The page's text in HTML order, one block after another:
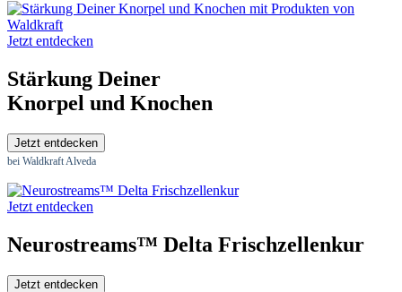
Jetzt entdecken
Stärkung Deiner
Knorpel und Knochen
Jetzt entdecken
bei Waldkraft Alveda
Jetzt entdecken
Neurostreams™ Delta Frischzellenkur
Jetzt entdecken